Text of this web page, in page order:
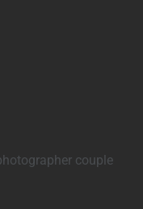
couple